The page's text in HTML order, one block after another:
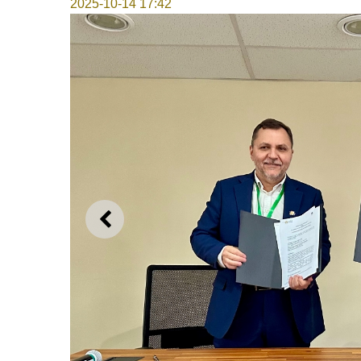
2025-10-14 17:42
上一则